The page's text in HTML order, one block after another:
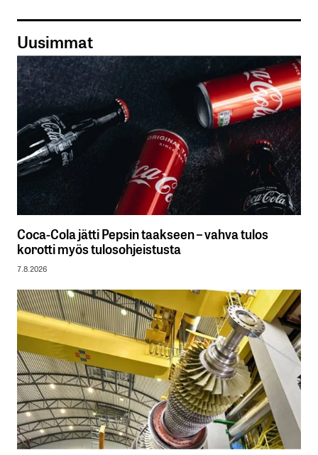
Uusimmat
Coca-Cola jätti Pepsin taakseen – vahva tulos
korotti myös tulosohjeistusta
7.8.2026